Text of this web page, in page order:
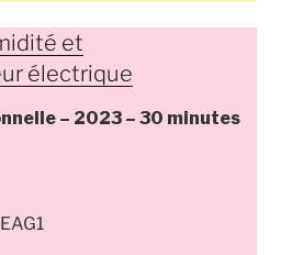
et
électrique
– 2023 – 30 minutes